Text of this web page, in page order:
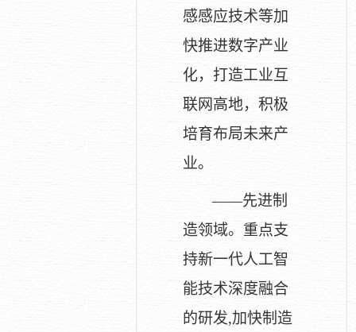
感感应技术等加
快推进数字产业
化，打造工业互
联网高地，积极
培育布局未来产
业。
——先进制
造领域。重点支
持新一代人工智
能技术深度融合
的研发,加快制造